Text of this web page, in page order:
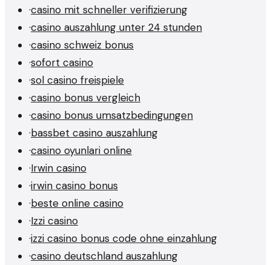
·casino mit schneller verifizierung
·casino auszahlung unter 24 stunden
·casino schweiz bonus
·sofort casino
·sol casino freispiele
·casino bonus vergleich
·casino bonus umsatzbedingungen
·bassbet casino auszahlung
·casino oyunlari online
·Irwin casino
·irwin casino bonus
·beste online casino
·Izzi casino
·izzi casino bonus code ohne einzahlung
·casino deutschland auszahlung